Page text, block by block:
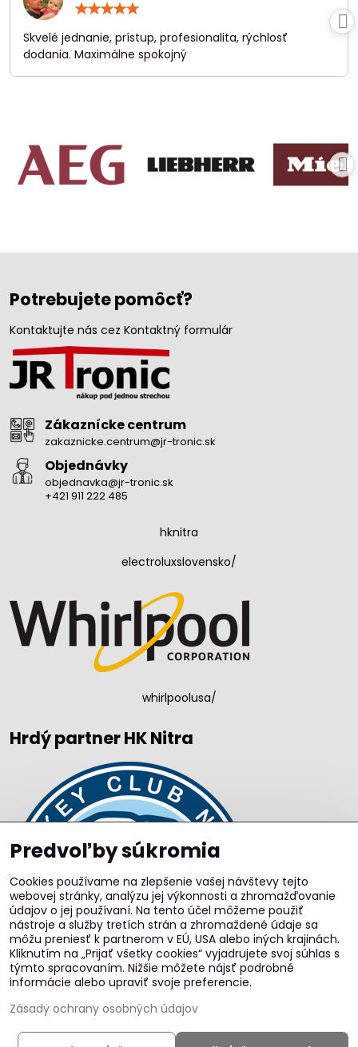
/
5
Skvelé jednanie, prístup, profesionalita, rýchlosť
dodania. Maximálne spokojný
Potrebujete pomôcť?
Kontaktujte nás cez Kontaktný formulár
Zákaznícke centrum
zakaznicke.centrum@jr-tronic.sk
Objednávky
objednavka@jr-tronic.sk
+421 911 222 485
hknitra
electroluxslovensko/
whirlpoolusa/
Hrdý partner HK Nitra
Predvoľby súkromia
Cookies používame na zlepšenie vašej návštevy tejto
webovej stránky, analýzu jej výkonnosti a zhromažďovanie
údajov o jej používaní. Na tento účel môžeme použiť
nástroje a služby tretích strán a zhromaždené údaje sa
môžu preniesť k partnerom v EÚ, USA alebo iných krajinách.
Kliknutím na „Prijať všetky cookies“ vyjadrujete svoj súhlas s
týmto spracovaním. Nižšie môžete nájsť podrobné
informácie alebo upraviť svoje preferencie.
Zásady ochrany osobných údajov